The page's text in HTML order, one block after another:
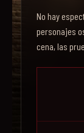
No hay
personajes
cena, las